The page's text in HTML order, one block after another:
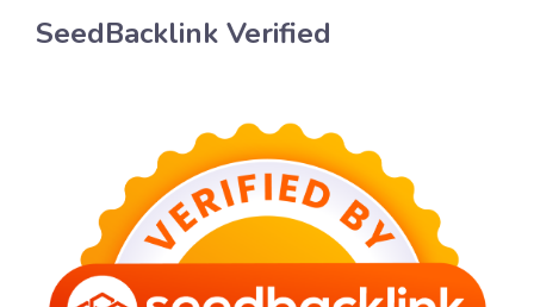
SeedBacklink Verified